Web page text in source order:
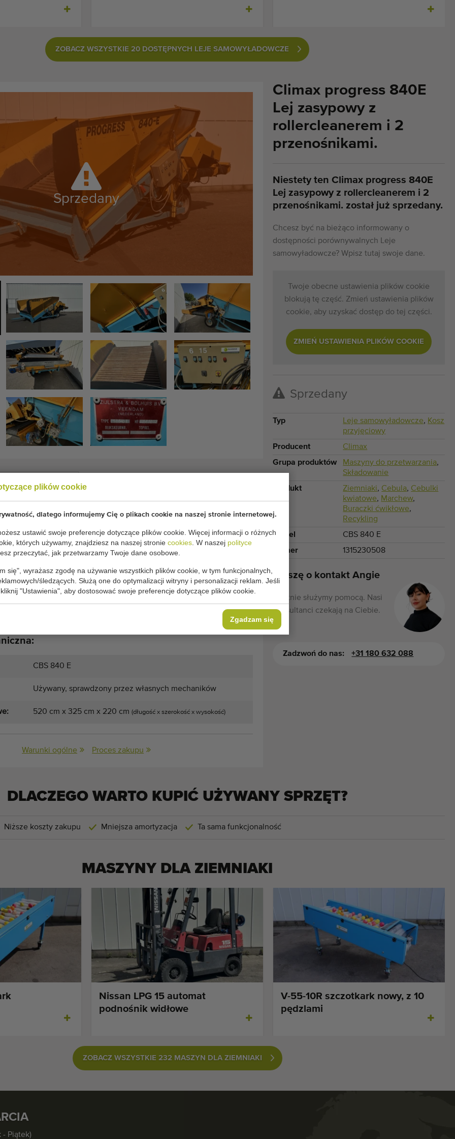
plików cookie
dlatego informujemy Cię o plikach cookie na naszej stronie internetowej.
ustawić swoje preferencje dotyczące plików cookie. Więcej informacji o różnych
których używamy, znajdziesz na naszej stronie cookies . W naszej polityce
przeczytać, jak przetwarzamy Twoje dane osobowe.
się", wyrażasz zgodę na używanie wszystkich plików cookie, w tym funkcjonalnych,
śledzących. Służą one do optymalizacji witryny i personalizacji reklam. Jeśli
"Ustawienia", aby dostosować swoje preferencje dotyczące plików cookie.
Zgadzam się
ZOBACZ WSZYSTKIE 20 DOSTĘPNYCH LEJE SAMOWYŁADOWCZE
Sprzedany
Angielski
zasypowy z rollercleanerem i 2 przenośnikami.
840E840E
rolek od 5 mm do 35 mm
cm
CBS 840 E
Używany, sprawdzony przez własnych mechaników
520 cm x 325 cm x 220 cm (długość x szerokość x wysokość)
Warunki ogólne Proces zakupu
Climax progress 840E
Lej zasypowy z
rollercleanerem i 2
przenośnikami.
Niestety ten Climax progress 840E
Lej zasypowy z rollercleanerem i 2
przenośnikami. został już sprzedany.
Chcesz być na bieżąco informowany o
dostępności porównywalnych Leje
samowyładowcze? Wpisz tutaj swoje dane.
Twoje obecne ustawienia plików cookie
blokują tę część. Zmień ustawienia plików
cookie, aby uzyskać dostęp do tej części.
ZMIEŃ USTAWIENIA PLIKÓW COOKIE
Sprzedany
Typ Leje samowyładowcze, Kosz
przyjęciowy
Producent
Climax
Grupa produktów
Maszyny do przetwarzania,
Składowanie
Produkt
Ziemniaki, Cebula, Cebulki
kwiatowe, Marchew,
Buraczki ćwikłowe,
Recykling
Model
CBS 840 E
Numer
1315230508
Proszę o kontakt Angie
Chętnie służymy pomocą. Nasi
konsultanci czekają na Ciebie.
Zadzwoń do nas: +31 180 632 088
DLACZEGO WARTO KUPIĆ UŻYWANY SPRZĘT?
Niższe koszty zakupu Mniejsza amortyzacja Ta sama funkcjonalność
MASZYNY DLA ZIEMNIAKI
Nissan LPG 15 automat
podnośnik widłowe
V-55-10R szczotkark nowy, z 10
pędzlami
ZOBACZ WSZYSTKIE 232 MASZYN DLA ZIEMNIAKI
- Piątek)